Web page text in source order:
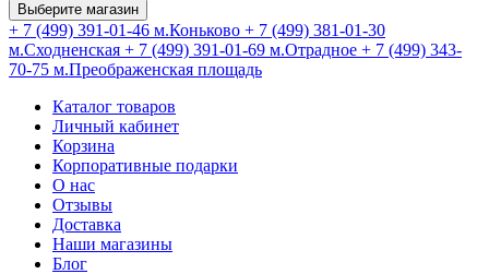
Выберите магазин
+ 7 (499) 391-01-46 м.Коньково + 7 (499) 381-01-30
м.Сходненская + 7 (499) 391-01-69 м.Отрадное + 7 (499) 343-
70-75 м.Преображенская площадь
Каталог товаров
Личный кабинет
Корзина
Корпоративные подарки
О нас
Отзывы
Доставка
Наши магазины
Блог